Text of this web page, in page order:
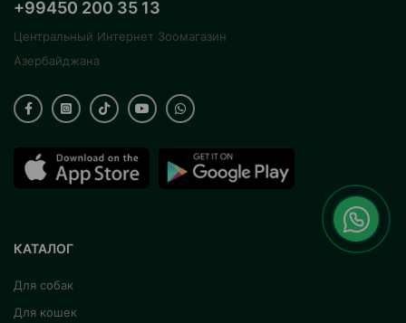
+99450 200 35 13
Центральный Интернет Зоомагазин
Азербайджана
КАТАЛОГ
Для собак
Для кошек